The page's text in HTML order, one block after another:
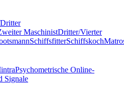
MaschinistDritter/Vierter
SchiffsfitterSchiffskoch
Psychometrische Online-
Signale